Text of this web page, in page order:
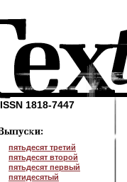
ISSN 1818-7447
пятьдесят третий
пятьдесят второй
пятьдесят первый
пятидесятый